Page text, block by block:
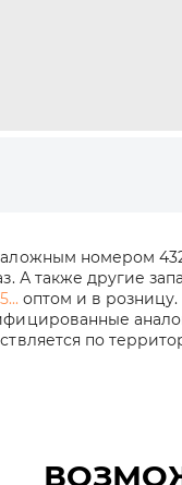
номером
А также другие
оптом и в розницу.
по